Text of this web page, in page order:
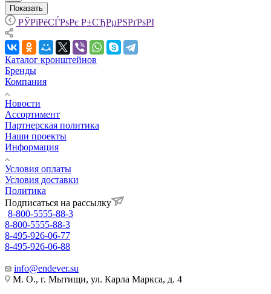
Показать
РЎРїРёСЃРѕРє Р±СЂРµРЅРґРѕРІ
Каталог кронштейнов
Бренды
Компания
Новости
Ассортимент
Партнерская политика
Наши проекты
Информация
Условия оплаты
Условия доставки
Политика
Подписаться на рассылку
8-800-5555-88-3
8-800-5555-88-3
8-495-926-06-77
8-495-926-06-88
info@endever.su
М. О., г. Мытищи, ул. Карла Маркса, д. 4